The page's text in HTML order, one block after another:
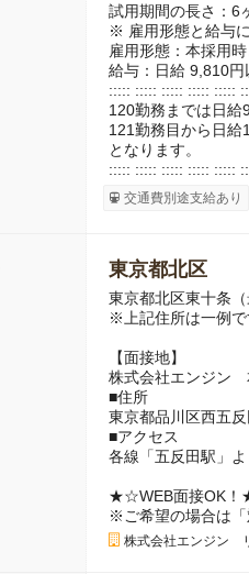
試用期間の長さ：6
※ 雇用形態と給与
雇用形態：本採用時
給与：日給 9,810円
::::: ::::: ::::: ::::: :::::
120勤務までは日給
121勤務目から日給
となります。
::::: ::::: ::::: ::::: :::::
交通費別途支給あり
東京都北区
東京都北区東十条（
※上記住所は一例で
【面接地】
株式会社エンジン
■住所
東京都品川区西五
■アクセス
各線「五反田駅」
★☆WEB面接OK
※ご希望の場合は「
株式会社エンジン